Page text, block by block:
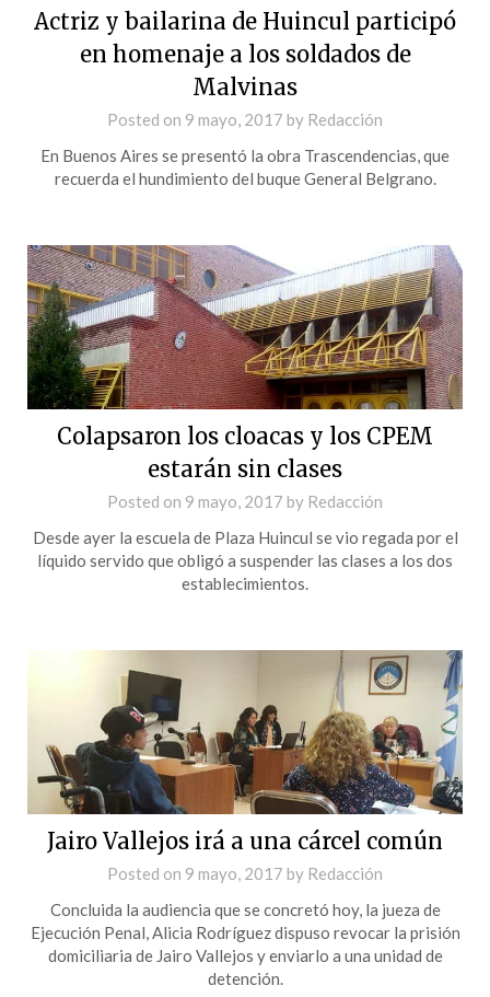
Actriz y bailarina de Huincul participó
en homenaje a los soldados de
Malvinas
Posted on 9 mayo, 2017 by Redacción
En Buenos Aires se presentó la obra Trascendencias, que
recuerda el hundimiento del buque General Belgrano.
Colapsaron los cloacas y los CPEM
estarán sin clases
Posted on 9 mayo, 2017 by Redacción
Desde ayer la escuela de Plaza Huincul se vio regada por el
líquido servido que obligó a suspender las clases a los dos
establecimientos.
Jairo Vallejos irá a una cárcel común
Posted on 9 mayo, 2017 by Redacción
Concluida la audiencia que se concretó hoy, la jueza de
Ejecución Penal, Alicia Rodríguez dispuso revocar la prisión
domiciliaria de Jairo Vallejos y enviarlo a una unidad de
detención.